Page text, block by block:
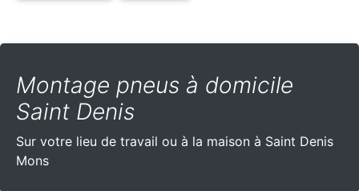
Montage pneus à domicile
Saint Denis
Sur votre lieu de travail ou à la maison à Saint Denis
Mons